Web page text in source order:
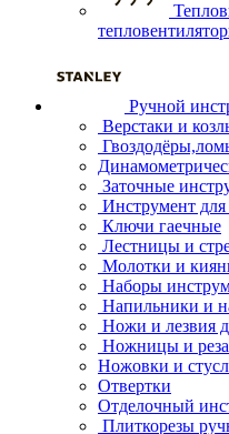
Ручной
Верстаки и
Заточные
Инструмент для
Ключи гаечные
Лестницы и
Молотки и
Наборы
Напильники и
Ножи и лезвия
Ножницы и
Ножовки и
Отвертки
Отделочный
Плиткорезы